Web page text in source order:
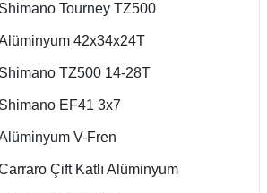
Shimano Tourney TZ500
42x34x24T
Shimano TZ500 14-28T
Shimano EF41 3x7
V-Fren
Çift Katlı Alüminyum